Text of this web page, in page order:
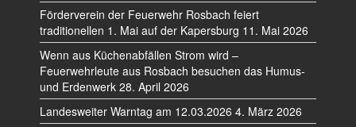
Förderverein der Feuerwehr Rosbach feiert
traditionellen 1. Mai auf der Kapersburg 11. Mai 2026
Wenn aus Küchenabfällen Strom wird –
Feuerwehrleute aus Rosbach besuchen das Humus-
und Erdenwerk 28. April 2026
Landesweiter Warntag am 12.03.2026 4. März 2026